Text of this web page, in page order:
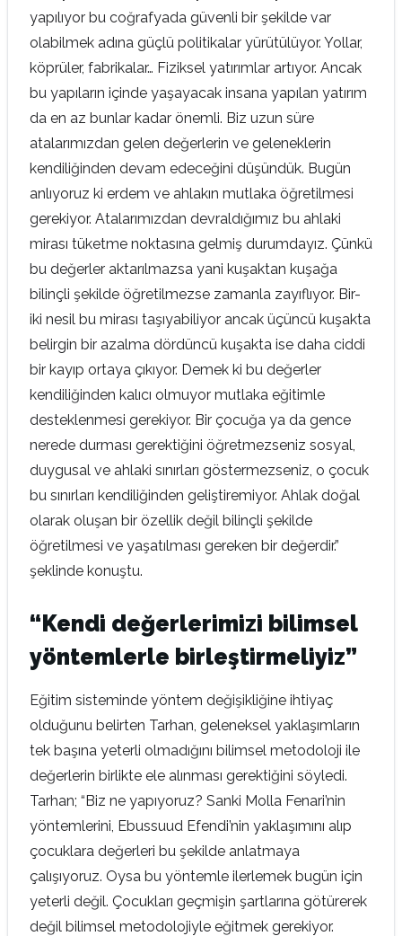
yapılıyor bu coğrafyada güvenli bir şekilde var
olabilmek adına güçlü politikalar yürütülüyor. Yollar,
köprüler, fabrikalar… Fiziksel yatırımlar artıyor. Ancak
bu yapıların içinde yaşayacak insana yapılan yatırım
da en az bunlar kadar önemli. Biz uzun süre
atalarımızdan gelen değerlerin ve geleneklerin
kendiliğinden devam edeceğini düşündük. Bugün
anlıyoruz ki erdem ve ahlakın mutlaka öğretilmesi
gerekiyor. Atalarımızdan devraldığımız bu ahlaki
mirası tüketme noktasına gelmiş durumdayız. Çünkü
bu değerler aktarılmazsa yani kuşaktan kuşağa
bilinçli şekilde öğretilmezse zamanla zayıflıyor. Bir-
iki nesil bu mirası taşıyabiliyor ancak üçüncü kuşakta
belirgin bir azalma dördüncü kuşakta ise daha ciddi
bir kayıp ortaya çıkıyor. Demek ki bu değerler
kendiliğinden kalıcı olmuyor mutlaka eğitimle
desteklenmesi gerekiyor. Bir çocuğa ya da gence
nerede durması gerektiğini öğretmezseniz sosyal,
duygusal ve ahlaki sınırları göstermezseniz, o çocuk
bu sınırları kendiliğinden geliştiremiyor. Ahlak doğal
olarak oluşan bir özellik değil bilinçli şekilde
öğretilmesi ve yaşatılması gereken bir değerdir.”
şeklinde konuştu.
“Kendi değerlerimizi bilimsel
yöntemlerle birleştirmeliyiz”
Eğitim sisteminde yöntem değişikliğine ihtiyaç
olduğunu belirten Tarhan, geleneksel yaklaşımların
tek başına yeterli olmadığını bilimsel metodoloji ile
değerlerin birlikte ele alınması gerektiğini söyledi.
Tarhan; “Biz ne yapıyoruz? Sanki Molla Fenari’nin
yöntemlerini, Ebussuud Efendi’nin yaklaşımını alıp
çocuklara değerleri bu şekilde anlatmaya
çalışıyoruz. Oysa bu yöntemle ilerlemek bugün için
yeterli değil. Çocukları geçmişin şartlarına götürerek
değil bilimsel metodolojiyle eğitmek gerekiyor.